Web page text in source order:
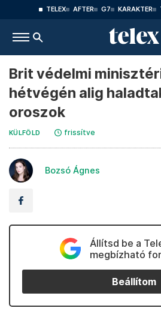
TELEX AFTER G7 KARAKTER
Brit védelmi
hétvégén alig
oroszok
KÜLFÖLD frissítve
Bozsó Ágnes
Állítsd be a
megbízható
Beállítom